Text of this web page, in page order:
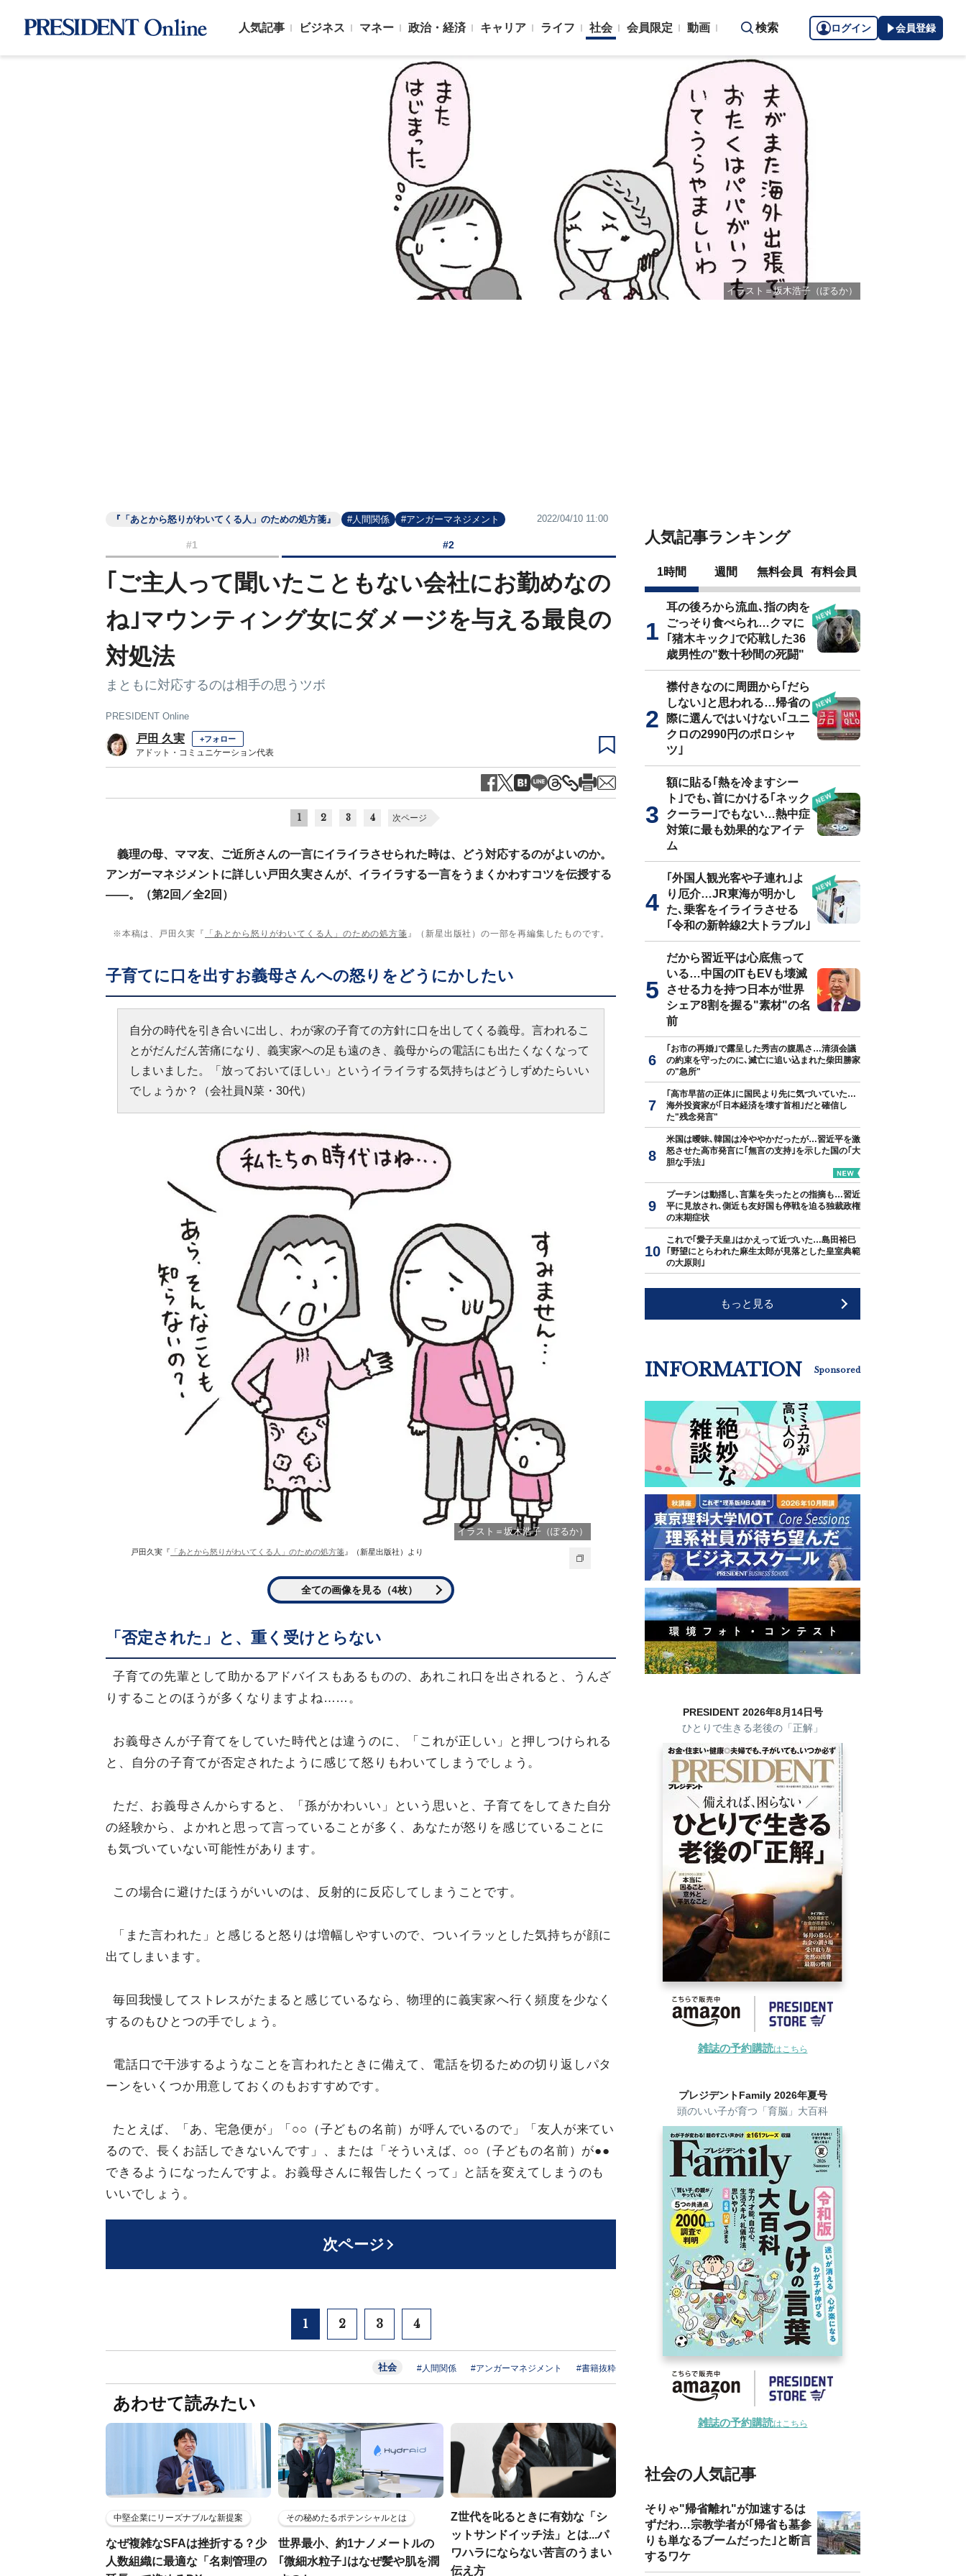
人気記事 ビジネス マネー 政治・経済 キャリア ライフ 社会 会員限定 動画 検索 ログイン 会員登録
イラスト＝坂木浩子（ぽるか）
『「あとから怒りがわいてくる人」のための処方箋』 #人間関係 #アンガーマネジメント 2022/04/10 11:00
#1 #2
｢ご主人って聞いたこともない会社にお勤めなの
ね｣マウンティング女にダメージを与える最良の
対処法
まともに対応するのは相手の思うツボ
PRESIDENT Online
戸田 久実 +フォロー
アドット・コミュニケーション代表
1 2 3 4 次ページ
義理の母、ママ友、ご近所さんの一言にイライラさせられた時は、どう対応するのがよいのか。
アンガーマネジメントに詳しい戸田久実さんが、イライラする一言をうまくかわすコツを伝授する
――。（第2回／全2回）
※本稿は、戸田久実『 「あとから怒りがわいてくる人」のための処方箋 』（新星出版社）の一部を再編集したものです。
子育てに口を出すお義母さんへの怒りをどうにかしたい
自分の時代を引き合いに出し、わが家の子育ての方針に口を出してくる義母。言われるこ
とがだんだん苦痛になり、義実家への足も遠のき、義母からの電話にも出たくなくなって
しまいました。「放っておいてほしい」というイライラする気持ちはどうしずめたらいい
でしょうか？（会社員N菜・30代）
イラスト＝坂木浩子（ぽるか）
戸田久実『 「あとから怒りがわいてくる人」のための処方箋 』（新星出版社）より
全ての画像を見る（4枚）
「否定された」と、重く受けとらない
子育ての先輩として助かるアドバイスもあるものの、あれこれ口を出されると、うんざ
りすることのほうが多くなりますよね……。
お義母さんが子育てをしていた時代とは違うのに、「これが正しい」と押しつけられる
と、自分の子育てが否定されたように感じて怒りもわいてしまうでしょう。
ただ、お義母さんからすると、「孫がかわいい」という思いと、子育てをしてきた自分
の経験から、よかれと思って言っていることが多く、あなたが怒りを感じていることに
も気づいていない可能性があります。
この場合に避けたほうがいいのは、反射的に反応してしまうことです。
「また言われた」と感じると怒りは増幅しやすいので、ついイラッとした気持ちが顔に
出てしまいます。
毎回我慢してストレスがたまると感じているなら、物理的に義実家へ行く頻度を少なく
するのもひとつの手でしょう。
電話口で干渉するようなことを言われたときに備えて、電話を切るための切り返しパタ
ーンをいくつか用意しておくのもおすすめです。
たとえば、「あ、宅急便が」「○○（子どもの名前）が呼んでいるので」「友人が来てい
るので、長くお話しできないんです」、または「そういえば、○○（子どもの名前）が●●
できるようになったんですよ。お義母さんに報告したくって」と話を変えてしまうのも
いいでしょう。
次ページ
1 2 3 4
社会 #人間関係 #アンガーマネジメント #書籍抜粋
あわせて読みたい
中堅企業にリーズナブルな新提案
なぜ複雑なSFAは挫折する？少
人数組織に最適な「名刺管理の
その秘めたるポテンシャルとは
世界最小、約1ナノメートルの
｢微細水粒子｣はなぜ髪や肌を潤
Z世代を叱るときに有効な「シ
ットサンドイッチ法」とは...パ
ワハラにならない苦言のうまい
伝え方
人気記事ランキング
1時間 週間 無料会員 有料会員
耳の後ろから流血､指の肉を
ごっそり食べられ…クマに
｢猪木キック｣で応戦した36
歳男性の"数十秒間の死闘"
襟付きなのに周囲から｢だら
しない｣と思われる…帰省の
際に選んではいけない｢ユニ
クロの2990円のポロシャ
ツ｣
額に貼る｢熱を冷ますシー
ト｣でも､首にかける｢ネック
クーラー｣でもない…熱中症
対策に最も効果的なアイテ
ム
｢外国人観光客や子連れ｣よ
り厄介…JR東海が明かし
た､乗客をイライラさせる
｢令和の新幹線2大トラブル｣
だから習近平は心底焦って
いる…中国のITもEVも壊滅
させる力を持つ日本が世界
シェア8割を握る"素材"の名
前
｢お市の再婚｣で露呈した秀吉の腹黒さ…清須会議
の約束を守ったのに､滅亡に追い込まれた柴田勝家
の"急所"
｢高市早苗の正体｣に国民より先に気づいていた…
海外投資家が｢日本経済を壊す首相｣だと確信し
た"残念発言"
米国は曖昧､韓国は冷ややかだったが…習近平を激
怒させた高市発言に｢無言の支持｣を示した国の｢大
胆な手法｣
プーチンは動揺し､言葉を失ったとの指摘も…習近
平に見放され､側近も友好国も停戦を迫る独裁政権
の末期症状
これで｢愛子天皇｣はかえって近づいた…島田裕巳
｢野望にとらわれた麻生太郎が見落とした皇室典範
の大原則｣
もっと見る
INFORMATION Sponsored
PRESIDENT 2026年8月14日号
ひとりで生きる老後の「正解」
雑誌の予約購読はこちら
プレジデントFamily 2026年夏号
頭のいい子が育つ「育脳」大百科
雑誌の予約購読はこちら
社会の人気記事
そりゃ"帰省離れ"が加速するは
ずだわ…宗教学者が｢帰省も墓参
りも単なるブームだった｣と断言
するワケ